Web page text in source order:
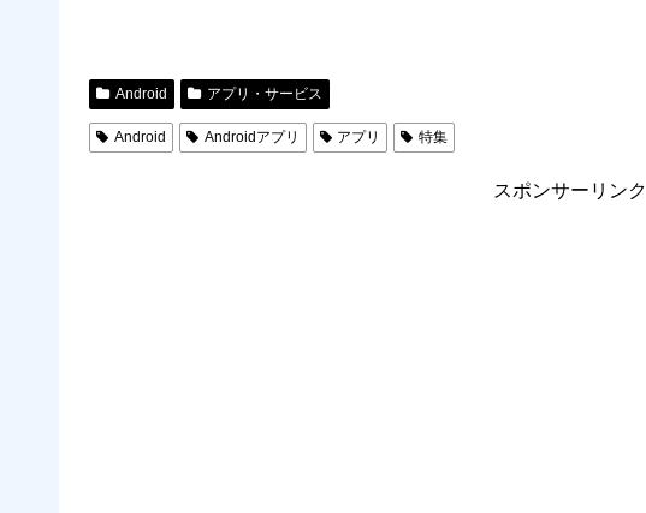
Android アプリ・サービス
Android Androidアプリ アプリ 特集
スポンサーリンク